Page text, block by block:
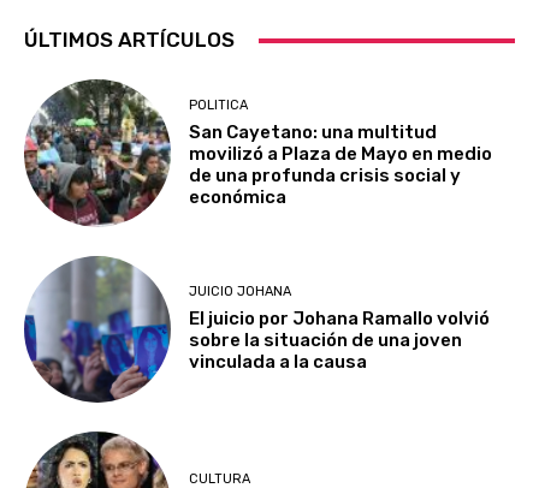
ÚLTIMOS ARTÍCULOS
POLITICA
San Cayetano: una multitud
movilizó a Plaza de Mayo en medio
de una profunda crisis social y
económica
JUICIO JOHANA
El juicio por Johana Ramallo volvió
sobre la situación de una joven
vinculada a la causa
CULTURA